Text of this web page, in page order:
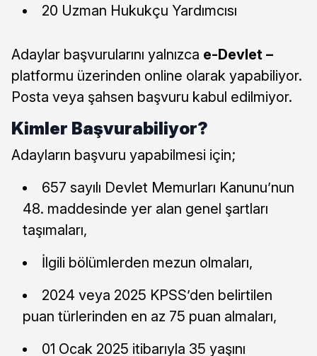
20 Uzman Hukukçu Yardımcısı
Adaylar başvurularını yalnızca e-Devlet –
platformu üzerinden online olarak yapabiliyor.
Posta veya şahsen başvuru kabul edilmiyor.
Kimler Başvurabiliyor?
Adayların başvuru yapabilmesi için;
657 sayılı Devlet Memurları Kanunu’nun
48. maddesinde yer alan genel şartları
taşımaları,
İlgili bölümlerden mezun olmaları,
2024 veya 2025 KPSS’den belirtilen
puan türlerinden en az 75 puan almaları,
01 Ocak 2025 itibarıyla 35 yaşını